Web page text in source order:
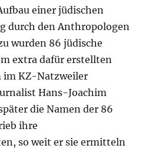
einer jüdischen
durch den Anthropologen
wurden 86 jüdische
extra dafür erstellten
im KZ-Natzweiler
Hans-Joachim
die Namen der 86
ihre
so weit er sie ermitteln